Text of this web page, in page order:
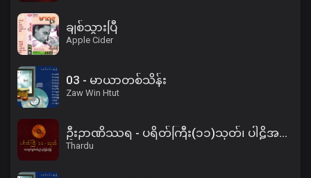
ချစ်သွားပြီ
Apple Cider
03 - မာယာတစ်သိန်း
Zaw Win Htut
ဦးဉာဏိဿရ - ပရိတ်ကြီး(၁၁)သုတ်၊ ပါဠိအနက် (၂)
Thardu